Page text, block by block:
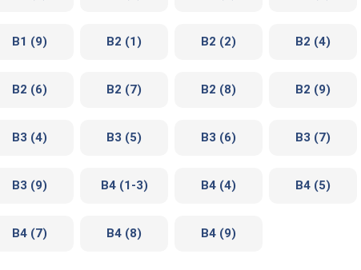
В1 (9) В2 (1) В2 (2) В2 (4)
В2 (6) В2 (7) В2 (8) В2 (9)
В3 (4) В3 (5) В3 (6) В3 (7)
В3 (9) В4 (1-3) В4 (4) В4 (5)
В4 (7) В4 (8) В4 (9)